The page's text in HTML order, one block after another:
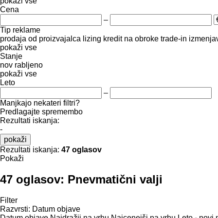
Cena
–
Tip reklame
prodaja od proizvajalca lizing kredit na obroke trade-in
pokaži vse
Stanje
nov rabljeno
pokaži vse
Leto
–
Manjkajo nekateri filtri?
Predlagajte spremembo
Rezultati iskanja:
-
pokaži
Rezultati iskanja: 47 oglasov
Pokaži
47 oglasov: Pnevmatični valji
Filter
Razvrsti: Datum objave